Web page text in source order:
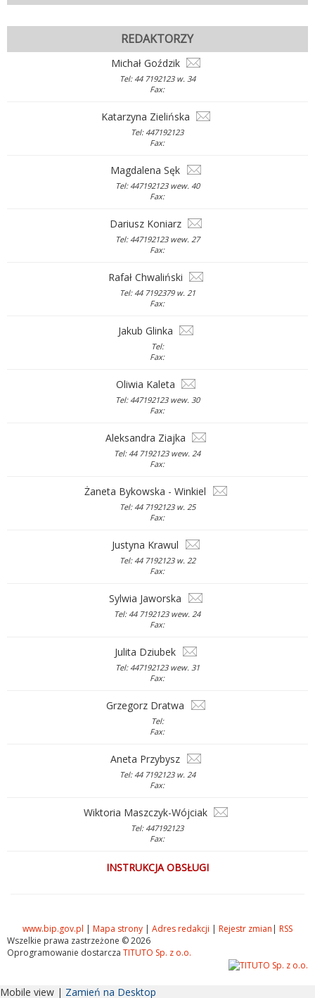
REDAKTORZY
Michał Goździk
Tel: 44 7192123 w. 34
Fax:
Katarzyna Zielińska
Tel: 447192123
Fax:
Magdalena Sęk
Tel: 447192123 wew. 40
Fax:
Dariusz Koniarz
Tel: 447192123 wew. 27
Fax:
Rafał Chwaliński
Tel: 44 7192379 w. 21
Fax:
Jakub Glinka
Tel:
Fax:
Oliwia Kaleta
Tel: 447192123 wew. 30
Fax:
Aleksandra Ziajka
Tel: 44 7192123 wew. 24
Fax:
Żaneta Bykowska - Winkiel
Tel: 44 7192123 w. 25
Fax:
Justyna Krawul
Tel: 44 7192123 w. 22
Fax:
Sylwia Jaworska
Tel: 44 7192123 wew. 24
Fax:
Julita Dziubek
Tel: 447192123 wew. 31
Fax:
Grzegorz Dratwa
Tel:
Fax:
Aneta Przybysz
Tel: 44 7192123 w. 24
Fax:
Wiktoria Maszczyk-Wójciak
Tel: 447192123
Fax:
INSTRUKCJA OBSŁUGI
www.bip.gov.pl | Mapa strony | Adres redakcji | Rejestr zmian | RSS
Wszelkie prawa zastrzeżone © 2026
Oprogramowanie dostarcza TITUTO Sp. z o.o.
Mobile view | Zamień na Desktop